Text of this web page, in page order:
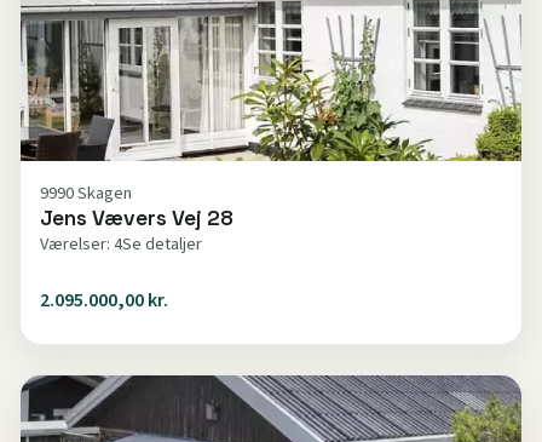
9990 Skagen
Jens Vævers Vej 28
Værelser: 4Se detaljer
2.095.000,00 kr.